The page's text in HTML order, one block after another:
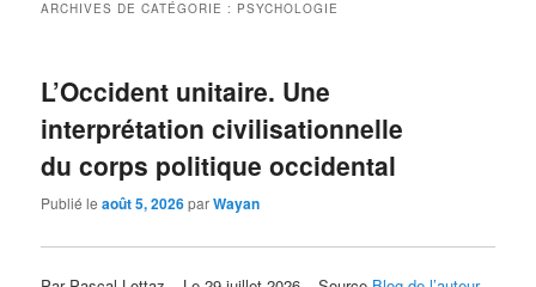
ARCHIVES DE CATÉGORIE : PSYCHOLOGIE
L’Occident unitaire. Une
interprétation civilisationnelle
du corps politique occidental
Publié leaoût 5, 2026parWayan